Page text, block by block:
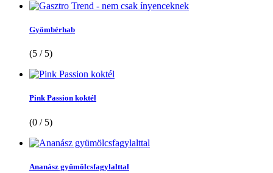
Gyömbérhab
(5 / 5)
Pink Passion koktél
(0 / 5)
Ananász gyümölcsfagylalttal